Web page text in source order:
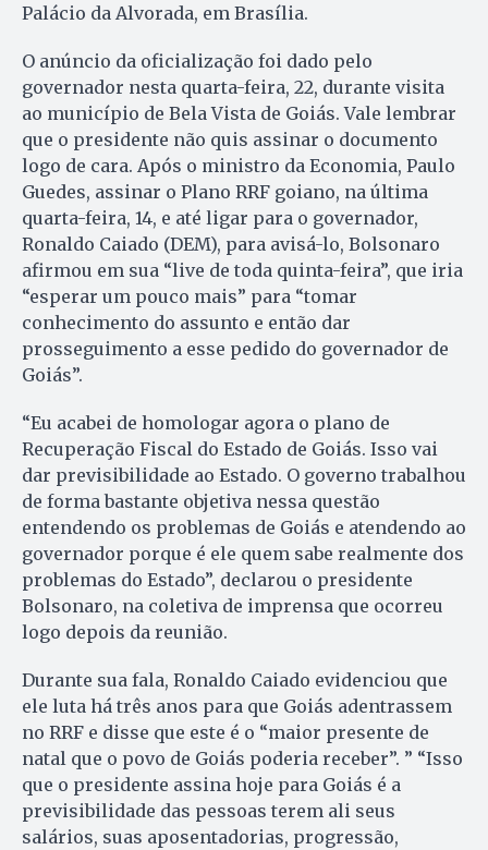
Palácio da Alvorada, em Brasília.
O anúncio da oficialização foi dado pelo
governador nesta quarta-feira, 22, durante visita
ao município de Bela Vista de Goiás. Vale lembrar
que o presidente não quis assinar o documento
logo de cara. Após o ministro da Economia, Paulo
Guedes, assinar o Plano RRF goiano, na última
quarta-feira, 14, e até ligar para o governador,
Ronaldo Caiado (DEM), para avisá-lo, Bolsonaro
afirmou em sua “live de toda quinta-feira”, que iria
“esperar um pouco mais” para “tomar
conhecimento do assunto e então dar
prosseguimento a esse pedido do governador de
Goiás”.
“Eu acabei de homologar agora o plano de
Recuperação Fiscal do Estado de Goiás. Isso vai
dar previsibilidade ao Estado. O governo trabalhou
de forma bastante objetiva nessa questão
entendendo os problemas de Goiás e atendendo ao
governador porque é ele quem sabe realmente dos
problemas do Estado”, declarou o presidente
Bolsonaro, na coletiva de imprensa que ocorreu
logo depois da reunião.
Durante sua fala, Ronaldo Caiado evidenciou que
ele luta há três anos para que Goiás adentrassem
no RRF e disse que este é o “maior presente de
natal que o povo de Goiás poderia receber”. ” “Isso
que o presidente assina hoje para Goiás é a
previsibilidade das pessoas terem ali seus
salários, suas aposentadorias, progressão,